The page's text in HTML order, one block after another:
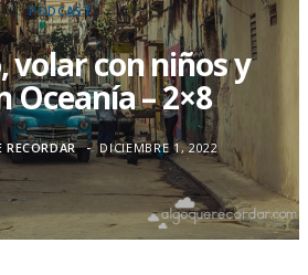
PODCAST
volar con niños y
Oceanía – 2×8
RECORDAR DICIEMBRE 1, 2022